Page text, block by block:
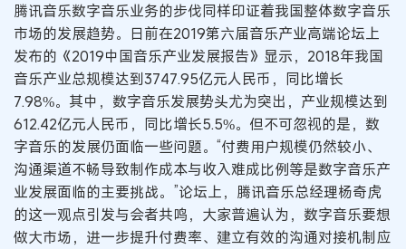
腾讯音乐数字音乐业务的步伐同样印证着我国整体数字音乐
市场的发展趋势。日前在2019第六届音乐产业高端论坛上
发布的《2019中国音乐产业发展报告》显示，2018年我国
音乐产业总规模达到3747.95亿元人民币，同比增长
7.98%。其中，数字音乐发展势头尤为突出，产业规模达到
612.42亿元人民币，同比增长5.5%。但不可忽视的是，数
字音乐的发展仍面临一些问题。“付费用户规模仍然较小、
沟通渠道不畅导致制作成本与收入难成比例等是数字音乐产
业发展面临的主要挑战。”论坛上，腾讯音乐总经理杨奇虎
的这一观点引发与会者共鸣，大家普遍认为，数字音乐要想
做大市场，进一步提升付费率、建立有效的沟通对接机制应